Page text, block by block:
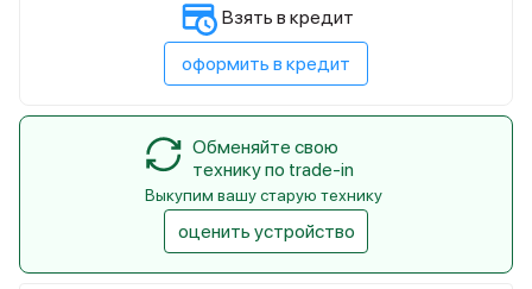
Взять в кредит
оформить в кредит
Обменяйте свою
технику по trade-in
Выкупим вашу старую технику
оценить устройство